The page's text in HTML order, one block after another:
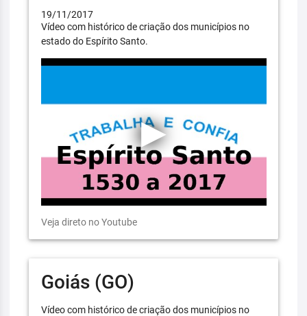
19/11/2017
Vídeo com histórico de criação dos municípios no
estado do Espírito Santo.
Veja direto no Youtube
Goiás (GO)
Vídeo com histórico de criação dos municípios no